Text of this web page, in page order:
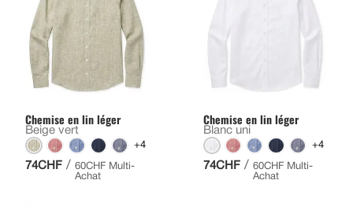
Chemise en lin léger
Beige vert
+4
74CHF / 60CHF Multi-
Achat
Chemise en lin léger
Blanc uni
+4
74CHF / 60CHF Multi-
Achat